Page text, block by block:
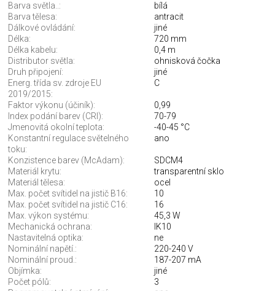
Barva světla..:
bílá
Barva tělesa:
antracit
Dálkové ovládání:
jiné
Délka:
720 mm
Délka kabelu:
0,4 m
Distributor světla:
ohnisková čočka
Druh připojení:
jiné
Energ. třída sv. zdroje EU
2019/2015:
C
Faktor výkonu (účiník):
0,99
Index podání barev (CRI):
70-79
Jmenovitá okolní teplota:
-40-45 °C
Konstantní regulace světelného
toku:
ano
Konzistence barev (McAdam):
SDCM4
Materiál krytu:
transparentní sklo
Materiál tělesa:
ocel
Max. počet svítidel na jistič B16:
10
Max. počet svítidel na jistič C16:
16
Max. výkon systému:
45,3 W
Mechanická ochrana:
IK10
Nastavitelná optika:
ne
Nominální napětí.:
220-240 V
Nominální proud.:
187-207 mA
Objímka:
jiné
Počet pólů:
3